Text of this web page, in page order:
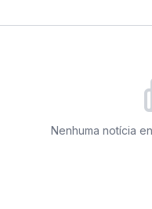
Nenhuma notícia